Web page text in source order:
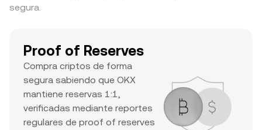
segura.
Proof of Reserves
Compra criptos de forma
segura sabiendo que OKX
mantiene reservas 1:1,
verificadas mediante reportes
regulares de proof of reserves